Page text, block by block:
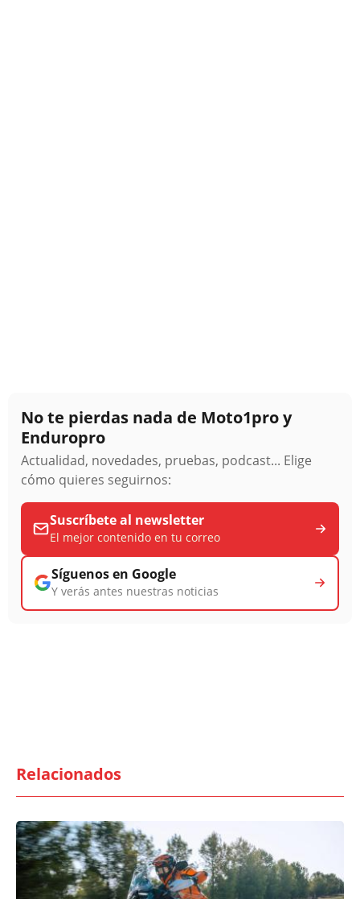
No te pierdas nada de Moto1pro y
Enduropro
Actualidad, novedades, pruebas, podcast... Elige
cómo quieres seguirnos:
Suscríbete al newsletter
El mejor contenido en tu correo
Síguenos en Google
Y verás antes nuestras noticias
Relacionados